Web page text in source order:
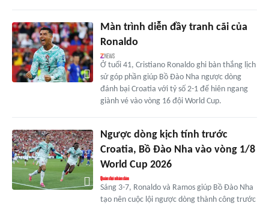
Màn trình diễn đầy tranh cãi của
Ronaldo
Ở tuổi 41, Cristiano Ronaldo ghi bàn thắng lịch
sử góp phần giúp Bồ Đào Nha ngược dòng
đánh bại Croatia với tỷ số 2-1 để hiên ngang
giành vé vào vòng 16 đội World Cup.
Ngược dòng kịch tính trước
Croatia, Bồ Đào Nha vào vòng 1/8
World Cup 2026
Sáng 3-7, Ronaldo và Ramos giúp Bồ Đào Nha
tạo nên cuộc lội ngược dòng thành công trước